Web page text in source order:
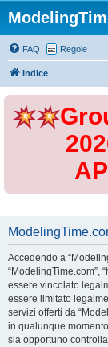
FAQ Regole
Indice
Accedendo a
“ModelingTime.com”,
essere vincolato
essere limitato
servizi offerti da
in qualunque
sia opportuno